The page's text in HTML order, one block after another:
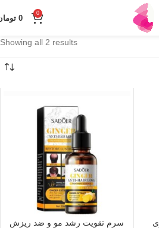
0
0
Showing all 2 results
سرم تقویت رشد مو و ضد ریزش